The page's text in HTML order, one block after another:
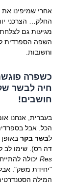
אחרי שמיפינו
החלק… הצרכני
מגיעות גם
השפה הספרדית
וחשובות.
כשפרה
חיה לבשר
חושבים!
בעברית, אנחנו
הכל. אבל
לבשר בקרבאופן
דה רס). שימו לב
Resיכולה
"יחידת משק".
המילה